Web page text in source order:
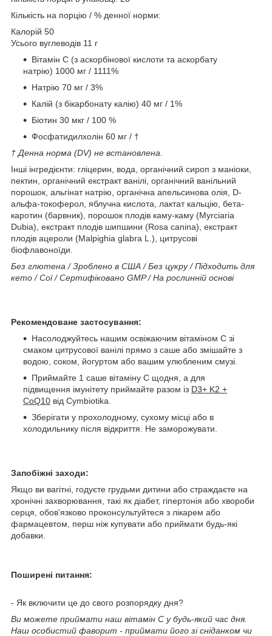
Кількість на порцію / % денної норми:
Калорій 50
Усього вуглеводів 11 г
Вітамін С (з аскорбінової кислоти та аскорбату
натрію) 1000 мг / 1111%
Натрію 70 мг / 3%
Калій (з бікарбонату калію) 40 мг / 1%
Біотин 30 мкг / 100 %
Фосфатидилхолін 60 мг / †
† Денна норма (DV) не встановлена.
Інші інгредієнти: гліцерин, вода, органічний сироп з маніоки,
пектин, органічний екстракт ванілі, органічний ванільний
порошок, альгінат натрію, органічна апельсинова олія, D-
альфа-токоферол, яблучна кислота, лактат кальцію, бета-
каротин (барвник), порошок плодів каму-каму (Myrciaria
Dubia), екстракт плодів шипшини (Rosa canina), екстракт
плодів ацероли (Malpighia glabra L.), цитрусові
біофлавоноїди.
Без глютена / Зроблено в США / Без цукру / Підходить для
кето / Сої / Сертифіковано GMP / На рослинній основі
Рекомендоване застосування:
Насолоджуйтесь нашим освіжаючим вітаміном С зі
смаком цитрусової ванілі прямо з саше або змішайте з
водою, соком, йогуртом або вашим улюбленим смузі.
Приймайте 1 саше вітаміну С щодня, а для
підвищення імунітету приймайте разом із D3+ K2 +
CoQ10 від Cymbiotika.
Зберігати у прохолодному, сухому місці або в
холодильнику після відкриття. Не заморожувати.
Запобіжні заходи:
Якщо ви вагітні, годуєте грудьми дитини або страждаєте на
хронічні захворювання, такі як діабет, гіпертонія або хвороби
серця, обов'язково проконсультуйтеся з лікарем або
фармацевтом, перш ніж купувати або приймати будь-які
добавки.
Поширені питання:
- Як включити це до свого розпорядку дня?
Ви можете приймати наш вітамін С у будь-який час дня.
Наш особистий фаворит - приймати його зі сніданком чи